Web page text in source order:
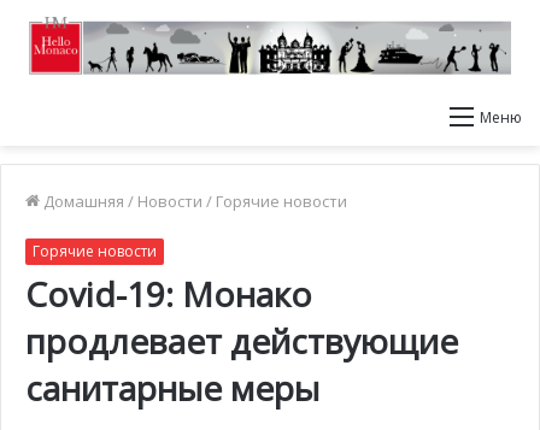
Меню
Домашняя / Новости / Горячие новости
Горячие новости
Covid-19: Монако
продлевает действующие
санитарные меры